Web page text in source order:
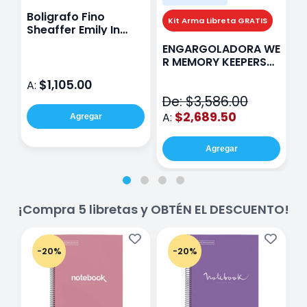
Boligrafo Fino
Sheaffer Emily In
A: $1,105.00
Agregar
Kit Arma Libreta GRATIS
ENGARGOLADORA WE
R MEMORY KEEPERS
De: $3,586.00
A: $2,689.50
Agregar
¡Compra 5 libretas y OBTÉN EL DESCUENTO!
-20% -20%